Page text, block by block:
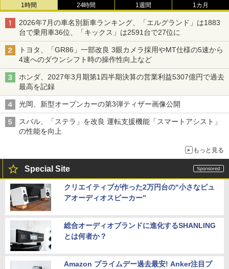
1時間 24時間 1週間 1カ月
2026年7月の車名別新車ランキング、「エルグランド」は1883
台で乗用車36位、「キックス」は2591台で27位に
トヨタ、「GR86」一部改良 3眼カメラ採用やMT仕様の5速から
4速へのダウンシフト時の操作性向上など
ホンダ、2027年3月期第1四半期決算の営業利益5307億円で過去
最高を記録
光岡、新型オープンカーの第3弾ティザー画像公開
スバル、「ステラ」を改良 運転支援機能「スマートアシスト」
の性能を向上
もっと見る
Special Site
クリエイティブが作った2万円台の“小さなピュ
アオーディオスピーカー”
総合オーディオブランドに進化するSHANLING
とは何者か？
Amazon プライムデー過去最安! Anker注目プ